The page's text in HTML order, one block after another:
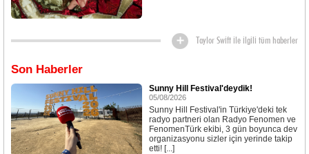
Taylor Swift ile ilgili tüm haberler
Son Haberler
Sunny Hill Festival'deydik!
05/08/2026
Sunny Hill Festival'in Türkiye'deki tek
radyo partneri olan Radyo Fenomen ve
FenomenTürk ekibi, 3 gün boyunca dev
organizasyonu sizler için yerinde takip
etti! [...]